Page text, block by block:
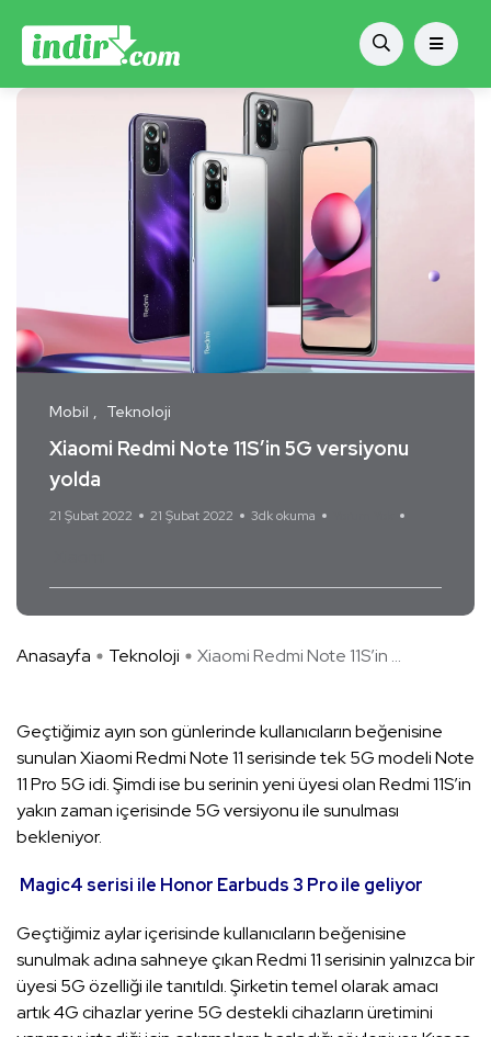
Mobil Teknoloji
Xiaomi Redmi Note 11S’in 5G versiyonu
yolda
21 Şubat 2022 21 Şubat 2022 3dk okuma
Anasayfa Teknoloji Xiaomi Redmi Note 11S’in ...
Geçtiğimiz ayın son günlerinde kullanıcıların beğenisine
sunulan Xiaomi Redmi Note 11 serisinde tek 5G modeli Note
11 Pro 5G idi. Şimdi ise bu serinin yeni üyesi olan Redmi 11S’in
yakın zaman içerisinde 5G versiyonu ile sunulması
bekleniyor.
Magic4 serisi ile Honor Earbuds 3 Pro ile geliyor
Geçtiğimiz aylar içerisinde kullanıcıların beğenisine
sunulmak adına sahneye çıkan Redmi 11 serisinin yalnızca bir
üyesi 5G özelliği ile tanıtıldı. Şirketin temel olarak amacı
artık 4G cihazlar yerine 5G destekli cihazların üretimini